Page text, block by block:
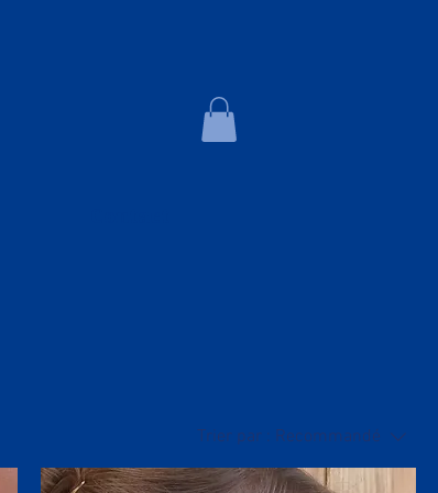
Trier par : Recommandé